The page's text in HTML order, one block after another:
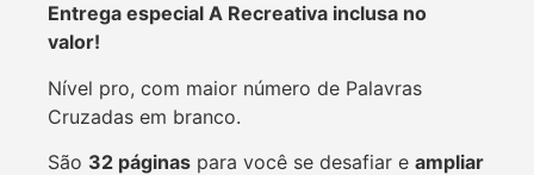
Entrega especial A Recreativa inclusa no
valor!
Nível pro, com maior número de Palavras
Cruzadas em branco.
São 32 páginas para você se desafiar e ampliar